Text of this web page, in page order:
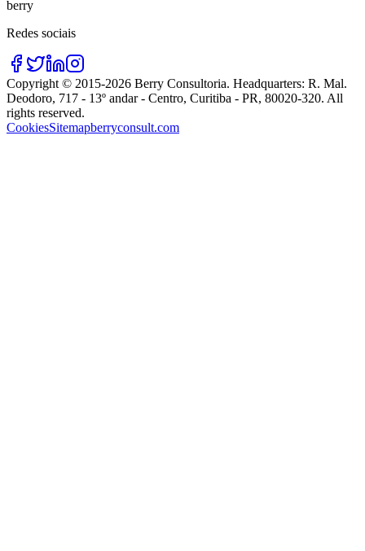
berry
Redes sociais
Copyright © 2015-2026 Berry Consultoria. Headquarters: R. Mal.
Deodoro, 717 - 13º andar - Centro, Curitiba - PR, 80020-320. All
rights reserved.
CookiesSitemapberryconsult.com